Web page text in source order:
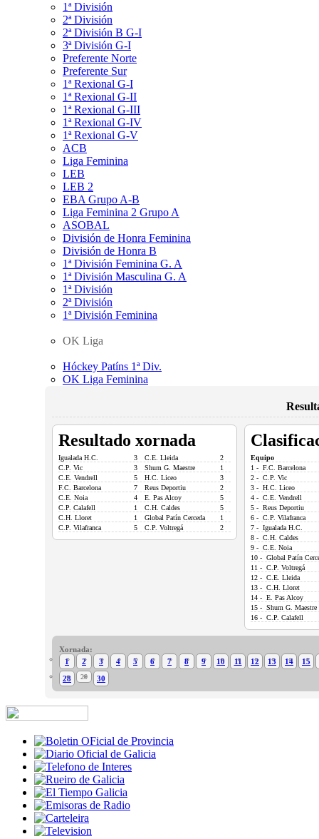
1ª División
2ª División
2ª División B G-I
3ª División G-I
Preferente Norte
Preferente Sur
1ª Rexional G-I
1ª Rexional G-II
1ª Rexional G-III
1ª Rexional G-IV
1ª Rexional G-V
ACB
Liga Feminina
LEB
LEB 2
EBA Grupo A-B
Liga Feminina 2 Grupo A
ASOBAL
División de Honra Feminina
División de Honra B
1ª División Feminina G. A
1ª División Masculina G. A
1ª División
2ª División
1ª División Feminina
OK Liga
Hóckey Patíns 1ª Div.
OK Liga Feminina
Resultado xornada
Igualada H.C. 3 C.E. Lleida
2
C.P. Vic
3 Shum G. Maestre
1
C.E. Vendrell
5 H.C. Liceo
3
F.C. Barcelona
7 Reus Deportiu
2
C.E. Noia
4 E. Pas Alcoy
5
C.P. Calafell
1 C.H. Caldes
5
C.H. Lloret
1 Global Patín Cerceda
1
C.P. Vilafranca
5 C.P. Voltregá 2
Equipo
1 - F.C. Barcelona
2 - C.P. Vic
3 - H.C. Liceo
4 - C.E. Vendrell
5 - Reus Deportiu
6 - C.P. Vilafranca
7 - Igualada H.C.
8 - C.H. Caldes
9 - C.E. Noia
10 - Global Patín
11 - C.P. Voltregá
12 - C.E. Lleida
13 - C.H. Lloret
14 - E. Pas Alcoy
15 - Shum G. Maestre
16 - C.P. Calafell
Xornada:
1
2 3 4 5 6 7 8 9 10 11 12 13 14
15
28
29 30